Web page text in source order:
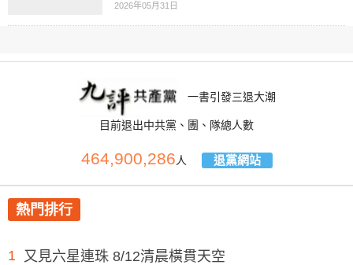
2026年05月31日
一書引發三退大潮
目前退出中共黨、團、隊總人數
464,900,286人 退黨網站
熱門排行
1 又見六星連珠 8/12清晨橫貫天空